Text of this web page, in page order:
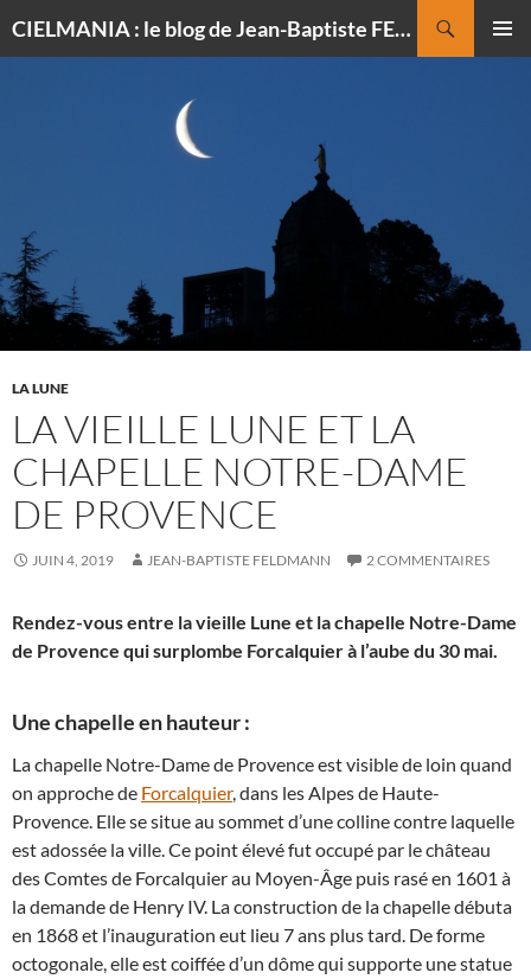
CIELMANIA : le blog de Jean-Baptiste FELDMANN, photographe du ciel
LA LUNE
LA VIEILLE LUNE ET LA
CHAPELLE NOTRE-DAME
DE PROVENCE
JUIN 4, 2019 JEAN-BAPTISTE FELDMANN 2 COMMENTAIRES
Rendez-vous entre la vieille Lune et la chapelle Notre-Dame
de Provence qui surplombe Forcalquier à l’aube du 30 mai.
Une chapelle en hauteur :
La chapelle Notre-Dame de Provence est visible de loin quand
on approche de Forcalquier, dans les Alpes de Haute-
Provence. Elle se situe au sommet d’une colline contre laquelle
est adossée la ville. Ce point élevé fut occupé par le château
des Comtes de Forcalquier au Moyen-Âge puis rasé en 1601 à
la demande de Henry IV. La construction de la chapelle débuta
en 1868 et l’inauguration eut lieu 7 ans plus tard. De forme
octogonale, elle est coiffée d’un dôme qui supporte une statue